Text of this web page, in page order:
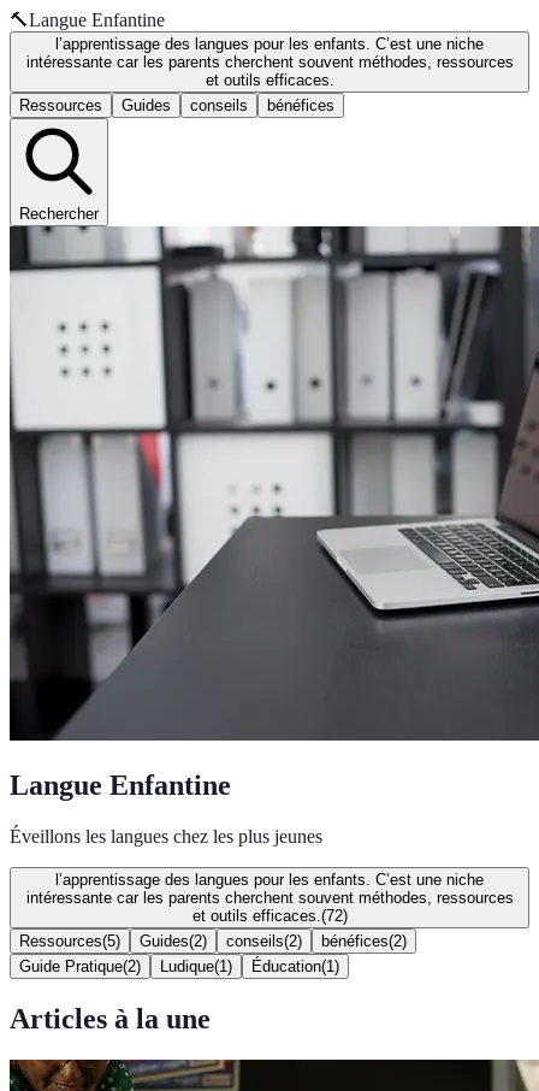
🔨Langue Enfantine
l’apprentissage des langues pour les enfants. C’est une niche
intéressante car les parents cherchent souvent méthodes, ressources
et outils efficaces.
Ressources
Guides conseils bénéfices
Rechercher
Langue Enfantine
Éveillons les langues chez les plus jeunes
l’apprentissage des langues pour les enfants. C’est une niche
intéressante car les parents cherchent souvent méthodes, ressources
et outils efficaces. (72)
Ressources(5) Guides(2) conseils(2) bénéfices(2)
Guide Pratique(2) Ludique(1 ) Éducation(1 )
Articles à la une